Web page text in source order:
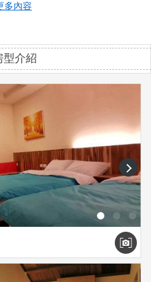
發現攜帶寵物將加收１５００
趴.嗑藥.等違法情事，如經發現一
謝配合。
多內容
型介紹
next